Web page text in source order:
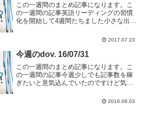
この一週間のまとめ記事になります。こ
の一週間の記事英語リーディングの習慣
化を開始して4週間たちました小さな出来
さな出来事も記録する能率手帳はログの
の使い方 2017/0...
2017.07.23
今週のdov. 16/07/31
この一週間のまとめ記事になります。こ
の一週間の記事今週少しでも記事数を稼
ぎたいと意気込んでいたのですけど気力
ち着いてしまいました。フランクリンプ
2016.08.03